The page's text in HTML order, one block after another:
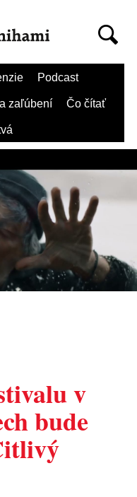
Podcast
zaľúbení Čo čítať
v
bude